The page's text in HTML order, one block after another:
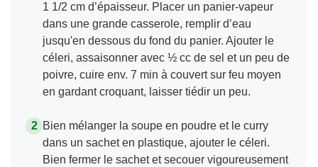
1 1/2 cm d’épaisseur. Placer un panier-vapeur
dans une grande casserole, remplir d’eau
jusqu'en dessous du fond du panier. Ajouter le
céleri, assaisonner avec ½ cc de sel et un peu de
poivre, cuire env. 7 min à couvert sur feu moyen
en gardant croquant, laisser tiédir un peu.
Bien mélanger la soupe en poudre et le curry
dans un sachet en plastique, ajouter le céleri.
Bien fermer le sachet et secouer vigoureusement